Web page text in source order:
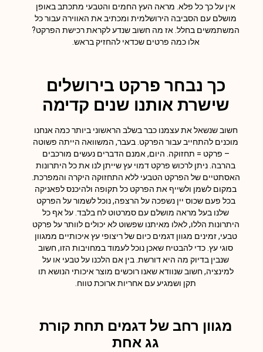
אין על כך כל פלא. מראה העץ החמים והטבעי מתכתב באופן
מושלם עם הסביבה הירושלמית ומכתיב את האווירה עבור כל
המשתמשים בחלל. אז מה חשוב שנדע לקראת רכישת הפרקט?
אלו כמה פרטים שכדאי להחזיק בראש.
כך נבחר פרקט בירושלים
שישרת אותנו שנים קדימה
חשוב שנשאל את עצמנו כבר בשלב הראשוני ביותר כמה אנחנו
מוכנים להתחייב עבור הפרקט. בעבר, המשוואה הייתה פשוטה
– פרקט = תחזוקה. היום, אמנם הדברים נעשים מורכבים
בהרבה. ניתן לרכוש פרקט דמוי עץ שייתן לנו את כל היתרונות
האסתטיים של הפרקט הטבעי ללא התחזוקה היקרה והמפרכת.
במקום לשמן ולשייף את הפרקט כל תקופה ולהיכנס לפאניקה
בכל פעם שכוס יין נשפכה על הרצפה, נוכל לשמור על הפרקט
שלנו בעל מראה מושלם עם סמרטוט לח בלבד. על אף כל
היתרונות הללו, לאלו מאיתנו שפשוט לא יכולים לוותר על פרקט
טבעי, זמינים מגוון דגמים כיום של ריצופי עץ איכותיים ממגוון
סוגי עץ. כדי להבטיח שאכן נוכל לעמוד במחויבות הזו, חשוב
שנבין בדיוק מה היא דורשת. בין אם הלכנו על טבעי או על
למינציה, חשוב שנוודא שאנו רוכשים מוצר איכותי הנושא תו
תקן ושמגיע עם אחריות ארוכת טווח.
מגוון רחב של דגמים תחת קורת
גג אחת